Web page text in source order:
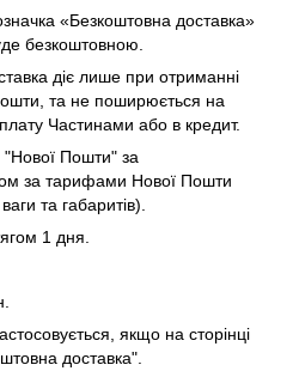
«Безкоштовна доставка»
безкоштовною.
діє лише при отриманні
та не поширюється на
Частинами або в кредит.
Пошти" за
за тарифами Нової Пошти
та габаритів).
1 дня.
якщо на сторінці
доставка".